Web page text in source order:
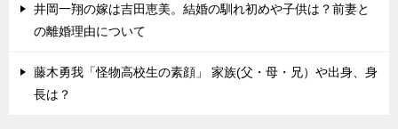
井岡一翔の嫁は吉田恵美。結婚の馴れ初めや子供は？前妻と
の離婚理由について
藤木勇我「怪物高校生の素顔」 家族(父・母・兄）や出身、身
長は？